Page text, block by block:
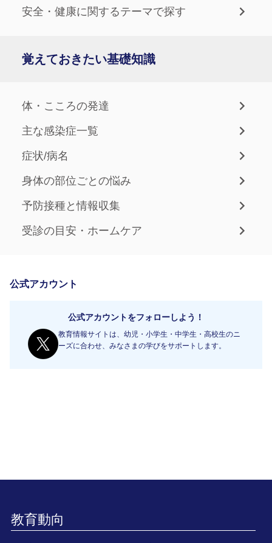
安全・健康に関するテーマで探す
覚えておきたい基礎知識
体・こころの発達
主な感染症一覧
症状/病名
身体の部位ごとの悩み
予防接種と情報収集
受診の目安・ホームケア
公式アカウント
公式アカウントをフォローしよう！
教育情報サイトは、幼児・小学生・中学生・高校生のニ
ーズに合わせ、みなさまの学びをサポートします。
教育動向